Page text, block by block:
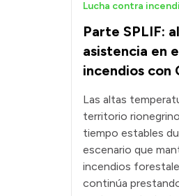
Parte SPLIF:
asistencia en
incendios con
Lucha contra
Las altas
territorio
tiempo estables
escenario que
incendios
continúa